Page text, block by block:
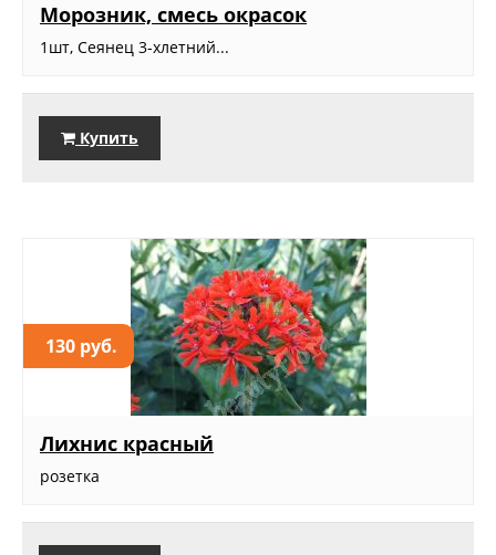
Морозник, смесь окрасок
1шт, Сеянец 3-хлетний...
Купить
130 руб.
Лихнис красный
розетка